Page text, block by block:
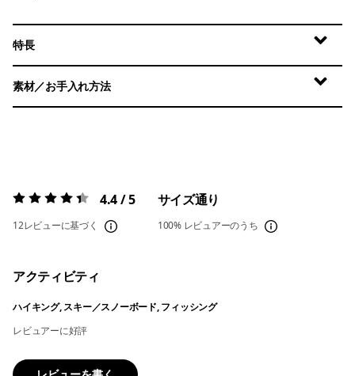
特長
素材／お手入れ方法
評価:4.4 / 5 4.4 / 5
12レビューに基づく
サイズ通り
100% レビュアーのうち
アクティビティ
ハイキング, スキー／スノーボード, フィッシング
レビュアーに好評